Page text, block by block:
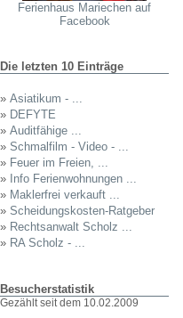
Ferienhaus Mariechen auf
Facebook
Die letzten 10 Einträge
» Asiatikum - ...
» DEFYTE
» Auditfähige ...
» Schmalfilm - Video - ...
» Feuer im Freien, ...
» Info Ferienwohnungen ...
» Maklerfrei verkauft ...
» Scheidungskosten-Ratgeber
» Rechtsanwalt Scholz ...
» RA Scholz - ...
Besucherstatistik
Gezählt seit dem 10.02.2009